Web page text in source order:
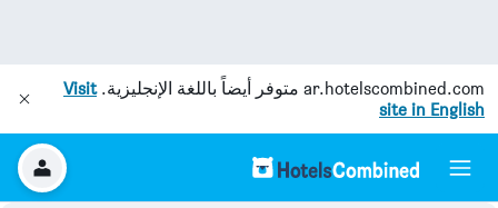
ar.hotelscombined.com متوفر أيضاً باللغة الإنجليزية.Visit
site in English